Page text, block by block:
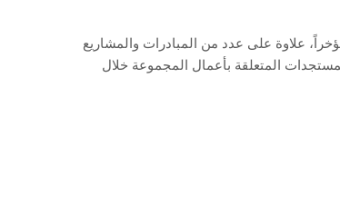
علاوة على عدد من المبادرات والمشاريع
المتعلقة بأعمال المجموعة خلال